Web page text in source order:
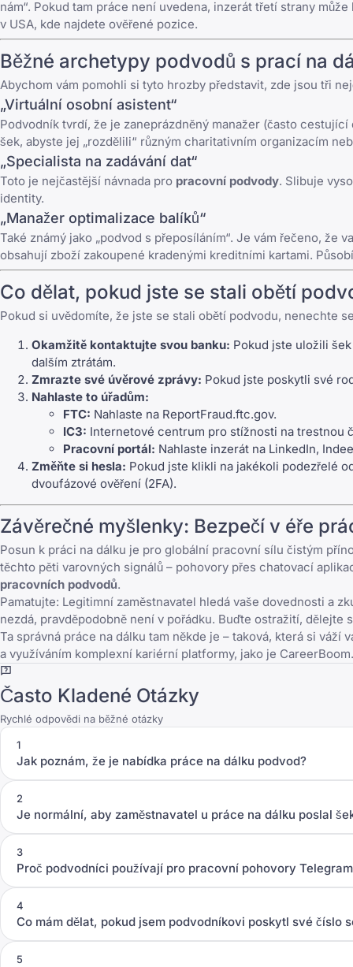
nám“. Pokud tam práce není uvedena, inzerát třetí strany
v USA, kde najdete ověřené pozice.
Běžné archetypy podvodů s prací na
Abychom vám pomohli si tyto hrozby představit, zde jsou tři
„Virtuální osobní asistent“
Podvodník tvrdí, že je zaneprázdněný manažer (často
šek, abyste jej „rozdělili“ různým charitativním organizacím
„Specialista na zadávání dat“
Toto je nejčastější návnada pro pracovní podvody. Slibuje
identity.
„Manažer optimalizace balíků“
Také známý jako „podvod s přeposíláním“. Je vám řečeno,
obsahují zboží zakoupené kradenými kreditními kartami.
Co dělat, pokud jste se stali obětí
Pokud si uvědomíte, že jste se stali obětí podvodu, nenechte
Okamžitě kontaktujte svou banku: Pokud jste uložili
dalším ztrátám.
Zmrazte své úvěrové zprávy: Pokud jste poskytli své
Nahlaste to úřadům:
FTC: Nahlaste na ReportFraud.ftc.gov.
IC3: Internetové centrum pro stížnosti na trestnou
Pracovní portál: Nahlaste inzerát na LinkedIn,
Změňte si hesla: Pokud jste klikli na jakékoli podezřelé
dvoufázové ověření (2FA).
Závěrečné myšlenky: Bezpečí v éře
Posun k práci na dálku je pro globální pracovní sílu čistým
těchto pěti varovných signálů – pohovory přes chatovací
pracovních podvodů.
Pamatujte: Legitimní zaměstnavatel hledá vaše dovednosti a
nezdá, pravděpodobně není v pořádku. Buďte ostražití, dělejte
Ta správná práce na dálku tam někde je – taková, která si
a využíváním komplexní kariérní platformy, jako je
Často Kladené Otázky
Rychlé odpovědi na běžné otázky
1
Jak poznám, že je nabídka práce na dálku podvod?
2
Je normální, aby zaměstnavatel u práce na dálku poslal
3
Proč podvodníci používají pro pracovní pohovory
4
Co mám dělat, pokud jsem podvodníkovi poskytl své číslo
5